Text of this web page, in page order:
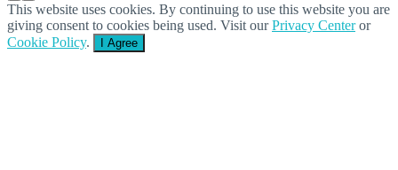
This website uses cookies. By continuing to use this website you are
giving consent to cookies being used. Visit ourPrivacy Centeror
Cookie Policy. I Agree